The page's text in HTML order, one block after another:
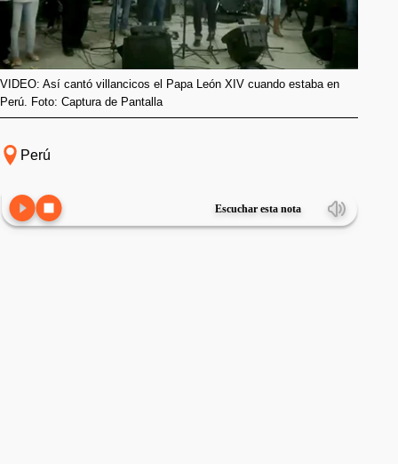
VIDEO: Así cantó villancicos el Papa León XIV cuando estaba en
Perú. Foto: Captura de Pantalla
Perú
Escuchar esta nota